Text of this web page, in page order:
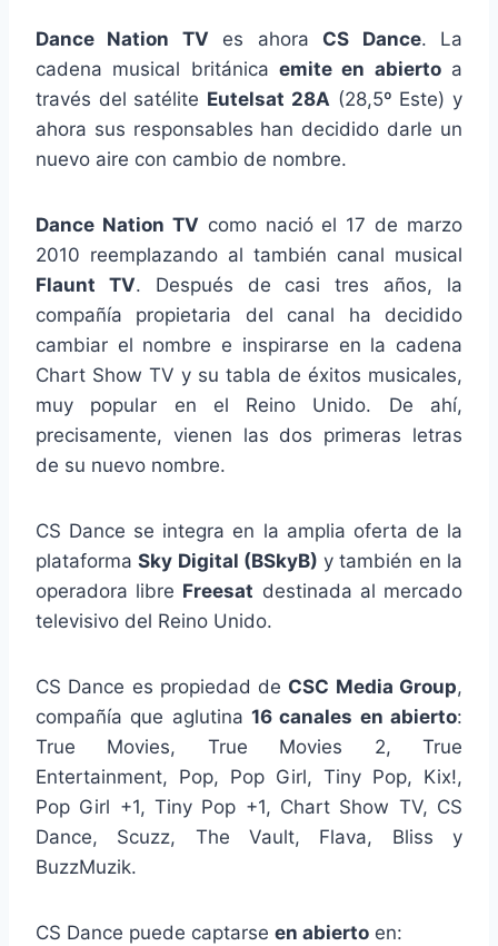
Dance Nation TV es ahora CS Dance. La
cadena musical británica emite en abiertoa
través del satélite Eutelsat 28A(28,5º Este) y
ahora sus responsables han decidido darle un
nuevo aire con cambio de nombre.
Dance Nation TV como nació el 17 de marzo
2010 reemplazando al también canal musical
Flaunt TV. Después de casi tres años, la
compañía propietaria del canal ha decidido
cambiar el nombre e inspirarse en la cadena
Chart Show TV y su tabla de éxitos musicales,
muy popular en el Reino Unido. De ahí,
precisamente, vienen las dos primeras letras
de su nuevo nombre.
CS Dance se integra en la amplia oferta de la
plataformaSky Digital (BSkyB) y también en la
operadora libre Freesat destinada al mercado
televisivo del Reino Unido.
CS Dance es propiedad de CSC Media Group,
compañía que aglutina 16 canales en abierto:
True Movies, True Movies 2, True
Entertainment, Pop, Pop Girl, Tiny Pop, Kix!,
Pop Girl +1, Tiny Pop +1, Chart Show TV, CS
Dance, Scuzz, The Vault, Flava, Bliss y
BuzzMuzik.
CS Dance puede captarse en abierto en: